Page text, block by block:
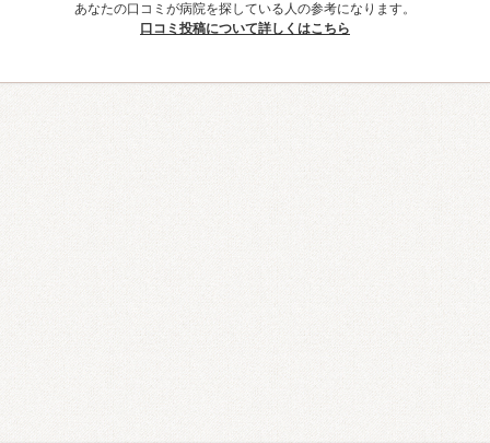
あなたの口コミが病院を探している人の参考になります。
口コミ投稿について詳しくはこちら